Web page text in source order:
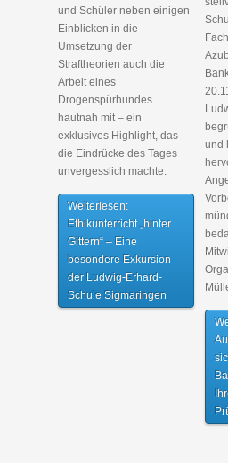
und Schüler neben einigen
Einblicken in die
Umsetzung der
Straftheorien auch die
Arbeit eines
Drogenspürhundes
hautnah mit – ein
exklusives Highlight, das
die Eindrücke des Tages
unvergesslich machte.
Weiterlesen:
Ethikunterricht „hinter
Gittern“ – Eine
besondere Exkursion
der Ludwig-Erhard-
Schule Sigmaringen
und